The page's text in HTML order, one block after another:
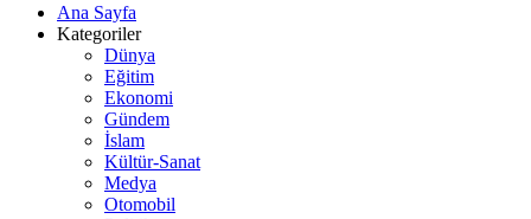
Ana Sayfa
Kategoriler
Dünya
Eğitim
Ekonomi
Gündem
İslam
Kültür-Sanat
Medya
Otomobil